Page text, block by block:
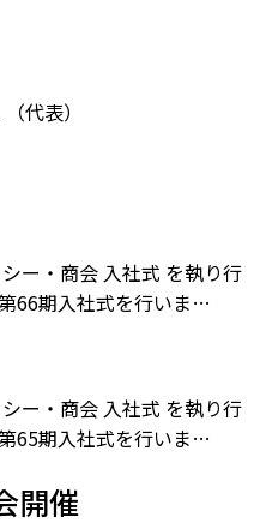
代表）
ー・商会 入社式 を執り行
66期入社式を行いま…
ー・商会 入社式 を執り行
65期入社式を行いま…
開催